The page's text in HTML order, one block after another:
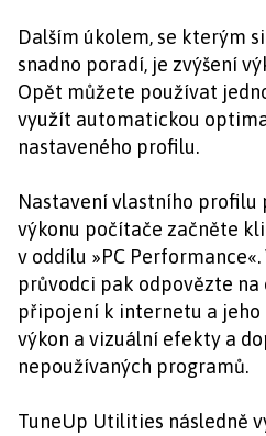
Dalším úkolem, se kterým
snadno poradí, je zvýšení
Opět můžete používat
využít automatickou
nastaveného profilu.
Nastavení vlastního
výkonu počítače začněte
v oddílu »PC
průvodci pak odpovězte
připojení k internetu a jeho
výkon a vizuální efekty a
nepoužívaných programů.
TuneUp Utilities následně